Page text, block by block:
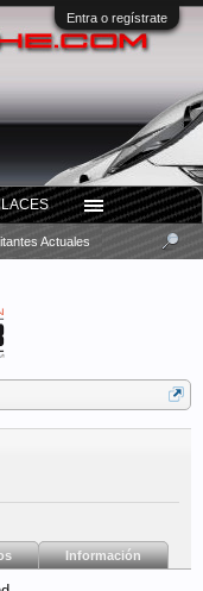
Entra o regístrate
Información
Actuales